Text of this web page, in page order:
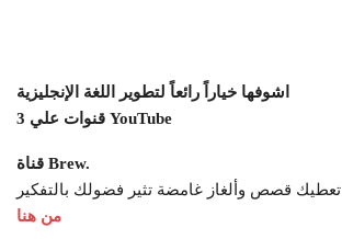
اشوفها خياراً رائعاً لتطوير اللغة الإنجليزية
3 قنوات علي YouTube
قناة Brew.
تعطيك قصص وألغاز غامضة تثير فضولك بالتفكير
من هنا